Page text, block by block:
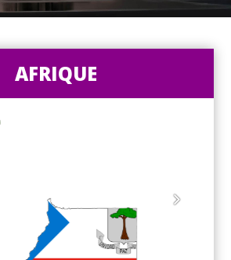
AFRIQUE